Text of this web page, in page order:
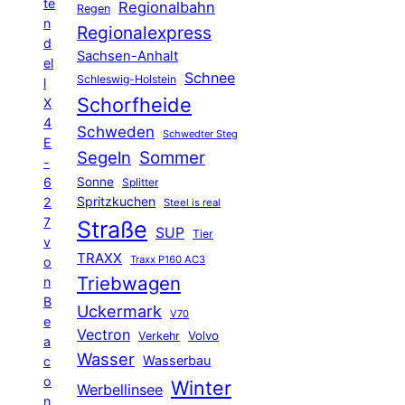
te
n
d
el
l
X
4
E
-
6
2
7
v
o
n
B
e
a
c
o
n
Regen Regionalbahn
Regionalexpress
Sachsen-Anhalt
Schleswig-Holstein Schnee
Schorfheide
Schweden Schwedter Steg
Segeln Sommer
Sonne Splitter
Spritzkuchen Steel is real
Straße SUP Tier
TRAXX Traxx P160 AC3
Triebwagen
Uckermark V70
Vectron Verkehr Volvo
Wasser Wasserbau
Werbellinsee Winter